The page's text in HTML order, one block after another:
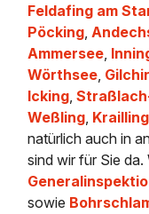
Feldafing am
Pöcking,
Ammersee,
Wörthsee,
Icking,
Weßling, Krailling
natürlich auch in
sind wir für Sie
sowie